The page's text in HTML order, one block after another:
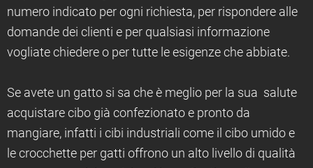
numero indicato per ogni richiesta, per rispondere alle
domande dei clienti e per qualsiasi informazione
vogliate chiedere o per tutte le esigenze che abbiate.
Se avete un gatto si sa che è meglio per la sua salute
acquistare cibo già confezionato e pronto da
mangiare, infatti i cibi industriali come il cibo umido e
le crocchette per gatti offrono un alto livello di qualità